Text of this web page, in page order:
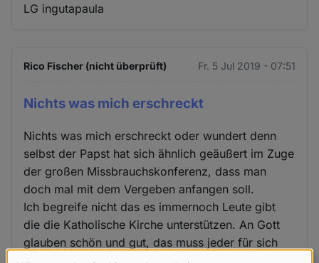
LG ingutapaula
Rico Fischer (nicht überprüft) Fr. 5 Jul 2019 - 07:51
Nichts was mich erschreckt
Nichts was mich erschreckt oder wundert denn
selbst der Papst hat sich ähnlich geäußert im Zuge
der großen Missbrauchskonferenz, dass man
doch mal mit dem Vergeben anfangen soll.
Ich begreife nicht das es immernoch Leute gibt
die die Katholische Kirche unterstützen. An Gott
glauben schön und gut, das muss jeder für sich
selbst wissen. Aber das kann man auch für sich